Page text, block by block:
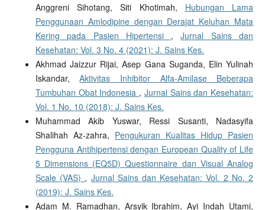
Anggreni Sihotang, Siti Khotimah, Hubungan Lama
Penggunaan Amlodipine dengan Derajat Keluhan Mata
Kering pada Pasien Hipertensi ,Jurnal Sains dan
Kesehatan: Vol. 3 No. 4 (2021): J. Sains Kes.
Akhmad Jaizzur Rijai, Asep Gana Suganda, Elin Yulinah
Iskandar,Aktivitas Inhibitor Alfa-Amilase Beberapa
Tumbuhan Obat Indonesia , Jurnal Sains dan Kesehatan:
Vol. 1 No. 10 (2018): J. Sains Kes.
Muhammad Akib Yuswar, Ressi Susanti, Nadasyifa
Shalihah Az-zahra, Pengukuran Kualitas Hidup Pasien
Pengguna Antihipertensi dengan European Quality of Life
5 Dimensions (EQ5D) Questionnaire dan Visual Analog
Scale (VAS) , Jurnal Sains dan Kesehatan: Vol. 2 No. 2
(2019): J. Sains Kes.
Adam M. Ramadhan, Arsyik Ibrahim, Ayi Indah Utami,